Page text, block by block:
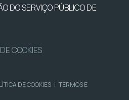
DO SERVIÇO PÚBLICO DE
COOKIES
DE COOKIES | TERMOS E